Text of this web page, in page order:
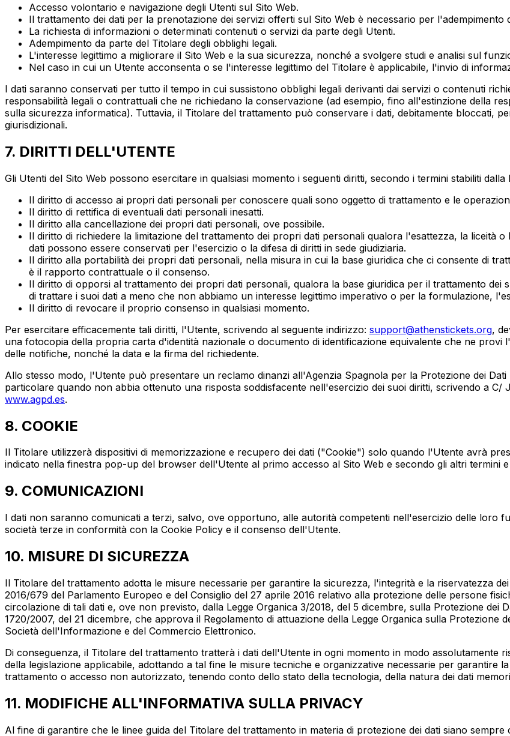
Accesso volontario e navigazione degli Utenti sul Sito Web.
Il trattamento dei dati per la prenotazione dei servizi offerti sul Sito Web è necessario per
La richiesta di informazioni o determinati contenuti o servizi da parte degli Utenti.
Adempimento da parte del Titolare degli obblighi legali.
L'interesse legittimo a migliorare il Sito Web e la sua sicurezza, nonché a svolgere studi e analisi sul
Nel caso in cui un Utente acconsenta o se l'interesse legittimo del Titolare è applicabile, l'invio di
I dati saranno conservati per tutto il tempo in cui sussistono obblighi legali derivanti dai servizi o contenuti
responsabilità legali o contrattuali che ne richiedano la conservazione (ad esempio, fino all'estinzione della
sulla sicurezza informatica). Tuttavia, il Titolare del trattamento può conservare i dati, debitamente bloccati,
giurisdizionali.
7. DIRITTI DELL'UTENTE
Gli Utenti del Sito Web possono esercitare in qualsiasi momento i seguenti diritti, secondo i termini stabiliti dalla
Il diritto di accesso ai propri dati personali per conoscere quali sono oggetto di trattamento e le
Il diritto di rettifica di eventuali dati personali inesatti.
Il diritto alla cancellazione dei propri dati personali, ove possibile.
Il diritto di richiedere la limitazione del trattamento dei propri dati personali qualora l'esattezza, la liceità
dati possono essere conservati per l'esercizio o la difesa di diritti in sede giudiziaria.
Il diritto alla portabilità dei propri dati personali, nella misura in cui la base giuridica che ci consente di
è il rapporto contrattuale o il consenso.
Il diritto di opporsi al trattamento dei propri dati personali, qualora la base giuridica per il trattamento dei
di trattare i suoi dati a meno che non abbiamo un interesse legittimo imperativo o per la formulazione,
Il diritto di revocare il proprio consenso in qualsiasi momento.
Per esercitare efficacemente tali diritti, l'Utente, scrivendo al seguente indirizzo: support@athenstickets.org,
una fotocopia della propria carta d'identità nazionale o documento di identificazione equivalente che ne
delle notifiche, nonché la data e la firma del richiedente.
Allo stesso modo, l'Utente può presentare un reclamo dinanzi all'Agenzia Spagnola per la Protezione dei
particolare quando non abbia ottenuto una risposta soddisfacente nell'esercizio dei suoi diritti, scrivendo a C/
www.agpd.es.
8. COOKIE
Il Titolare utilizzerà dispositivi di memorizzazione e recupero dei dati ("Cookie") solo quando l'Utente avrà
indicato nella finestra pop-up del browser dell'Utente al primo accesso al Sito Web e secondo gli altri termini
9. COMUNICAZIONI
I dati non saranno comunicati a terzi, salvo, ove opportuno, alle autorità competenti nell'esercizio delle loro
società terze in conformità con la Cookie Policy e il consenso dell'Utente.
10. MISURE DI SICUREZZA
Il Titolare del trattamento adotta le misure necessarie per garantire la sicurezza, l'integrità e la riservatezza
2016/679 del Parlamento Europeo e del Consiglio del 27 aprile 2016 relativo alla protezione delle persone
circolazione di tali dati e, ove non previsto, dalla Legge Organica 3/2018, del 5 dicembre, sulla Protezione dei
1720/2007, del 21 dicembre, che approva il Regolamento di attuazione della Legge Organica sulla Protezione
Società dell'Informazione e del Commercio Elettronico.
Di conseguenza, il Titolare del trattamento tratterà i dati dell'Utente in ogni momento in modo assolutamente
della legislazione applicabile, adottando a tal fine le misure tecniche e organizzative necessarie per garantire
trattamento o accesso non autorizzato, tenendo conto dello stato della tecnologia, della natura dei dati
11. MODIFICHE ALL'INFORMATIVA SULLA PRIVACY
Al fine di garantire che le linee guida del Titolare del trattamento in materia di protezione dei dati siano